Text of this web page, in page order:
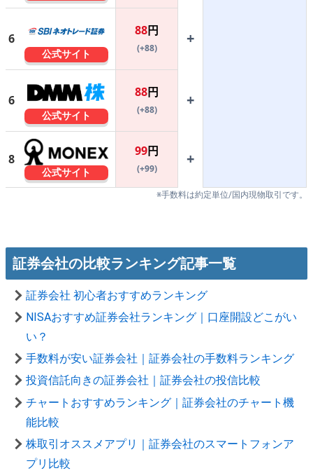
6
公式サイト
88円
(+88)
+
6
公式サイト
88円
(+88)
+
8
公式サイト
99円
(+99)
+
※手数料は約定単位/国内現物取引です。
証券会社の比較ランキング記事一覧
証券会社 初心者おすすめランキング
NISAおすすめ証券会社ランキング｜口座開設どこがい
い？
手数料が安い証券会社｜証券会社の手数料ランキング
投資信託向きの証券会社｜証券会社の投信比較
チャートおすすめランキング｜証券会社のチャート機
能比較
株取引オススメアプリ｜証券会社のスマートフォンア
プリ比較